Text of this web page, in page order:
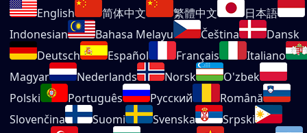
English 简体中文 繁體中文
日本語
Indonesian
Bahasa Melayu Čeština
Dansk
Deutsch
Español Français
Italiano
Magyar
Nederlands Norsk
O'zbek
Polski
Português Русский
Română
Slovenčina
Suomi Svenska
Srpski